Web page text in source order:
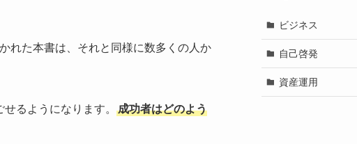
れた本書は、それと同様に数多くの人か
るようになります。
成功者はどのよう
ビジネス
自己啓発
資産運用